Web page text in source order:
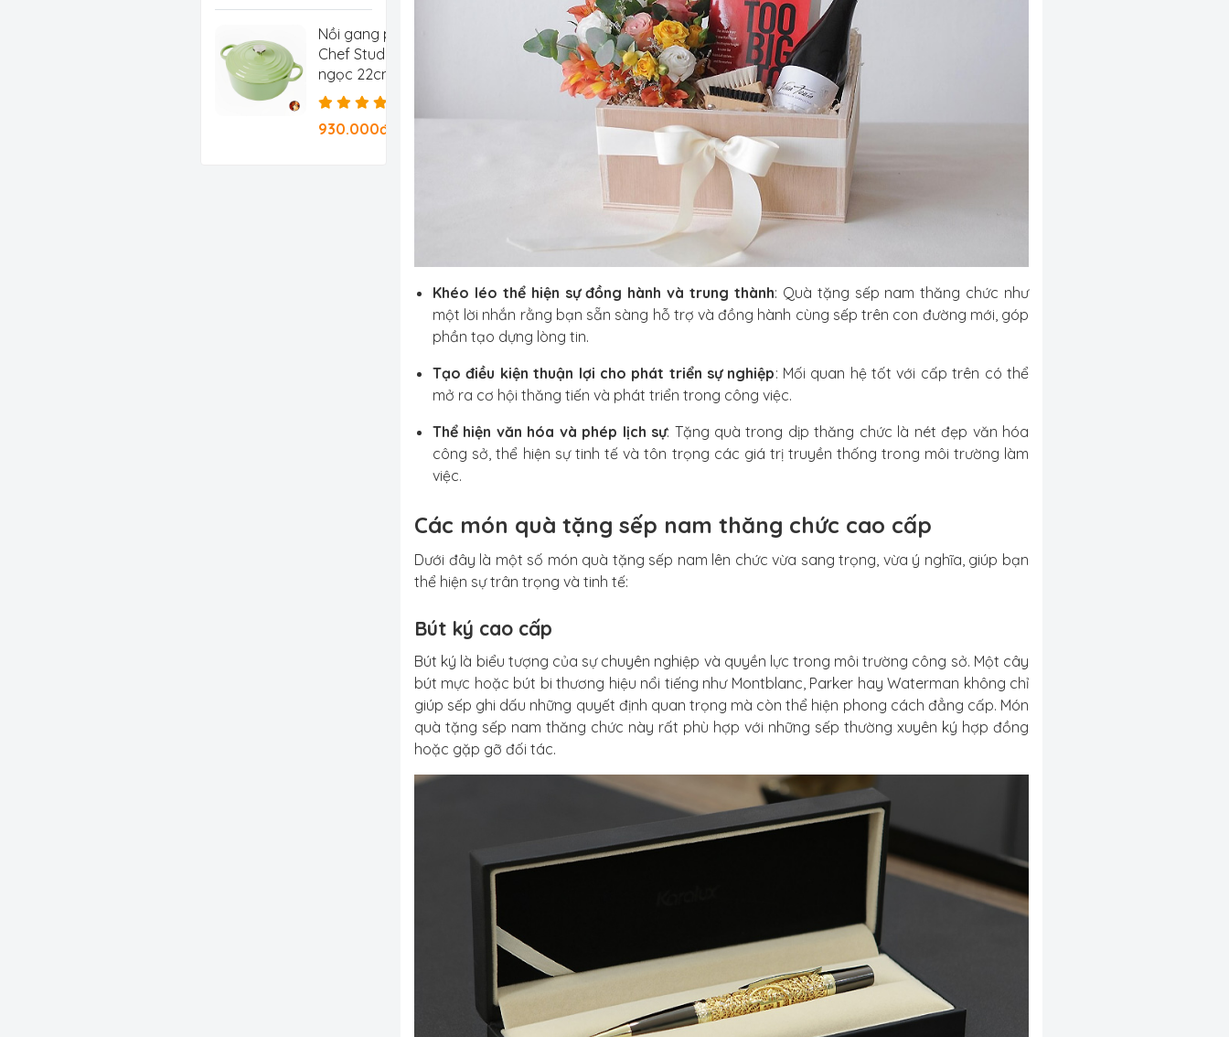
Nồi gang phủ gốm
Chef Studio xanh
ngọc 22cm 3.3L
930.000đ/Chiếc
Khéo léo thể hiện sự đồng hành và trung thành: Quà tặng sếp nam thăng chức như
một lời nhắn rằng bạn sẵn sàng hỗ trợ và đồng hành cùng sếp trên con đường mới, góp
phần tạo dựng lòng tin.
Tạo điều kiện thuận lợi cho phát triển sự nghiệp: Mối quan hệ tốt với cấp trên có thể
mở ra cơ hội thăng tiến và phát triển trong công việc.
Thể hiện văn hóa và phép lịch sự: Tặng quà trong dịp thăng chức là nét đẹp văn hóa
công sở, thể hiện sự tinh tế và tôn trọng các giá trị truyền thống trong môi trường làm
việc.
Các món quà tặng sếp nam thăng chức cao cấp
Dưới đây là một số món quà tặng sếp nam lên chức vừa sang trọng, vừa ý nghĩa, giúp bạn
thể hiện sự trân trọng và tinh tế:
Bút ký cao cấp
Bút ký là biểu tượng của sự chuyên nghiệp và quyền lực trong môi trường công sở. Một cây
bút mực hoặc bút bi thương hiệu nổi tiếng như Montblanc, Parker hay Waterman không chỉ
giúp sếp ghi dấu những quyết định quan trọng mà còn thể hiện phong cách đẳng cấp. Món
quà tặng sếp nam thăng chức này rất phù hợp với những sếp thường xuyên ký hợp đồng
hoặc gặp gỡ đối tác.